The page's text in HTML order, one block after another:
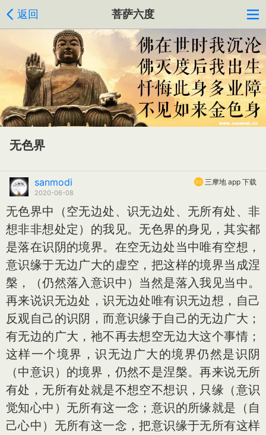
返回 菩萨六度
无色界
三摩地 app 下载
sanmodi
2020-06-08
无色界中（空无边处、识无边处、无所有处、非
想非非想处定）的我见。无色界的身见，其实都
是落在识阴的境界。在空无边处当中唯有空想，
意识缘于无边广大的虚空，把这样的境界当成涅
槃，（仍然落入意识中）当然是落入我见当中。
再来说识无边处，识无边处唯有识无边想，自己
反观自己的识阴，而意识缘于自己的无边广大；
有无边的广大，祂不再去想空无边大这个事情；
这样一个境界，识无边广大的境界仍然是识阴
（中意识）的境界，仍然不是涅槃。再来说无所
有处，无所有处就是不想空不想识，只缘（意识
觉知心中）无所有这一念；意识的所缘就是（自
己心中）无所有这一念，把意识缘于无所有这样